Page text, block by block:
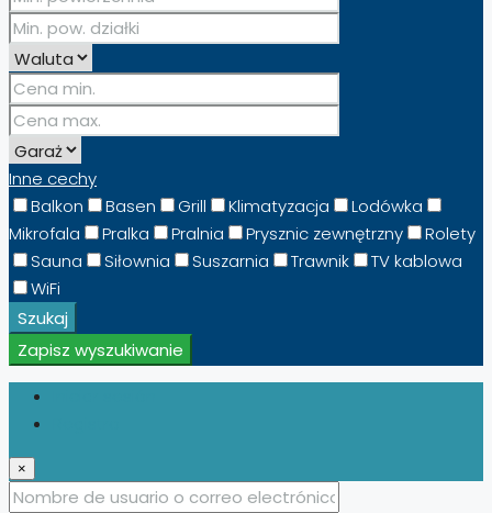
Inne cechy
Balkon
Basen Grill Klimatyzacja
Lodówka
Mikrofala
Pralka Pralnia Prysznic zewnętrzny
Rolety
Sauna
Siłownia Suszarnia Trawnik
TV kablowa
WiFi
Szukaj
Zapisz wyszukiwanie
×